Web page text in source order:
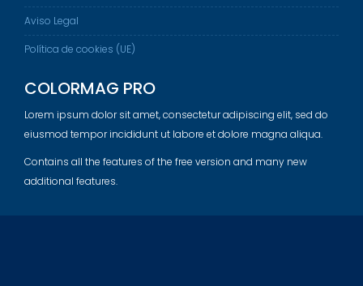
Aviso Legal
Política de cookies (UE)
COLORMAG PRO
Lorem ipsum dolor sit amet, consectetur adipiscing elit, sed do
eiusmod tempor incididunt ut labore et dolore magna aliqua.
Contains all the features of the free version and many new
additional features.